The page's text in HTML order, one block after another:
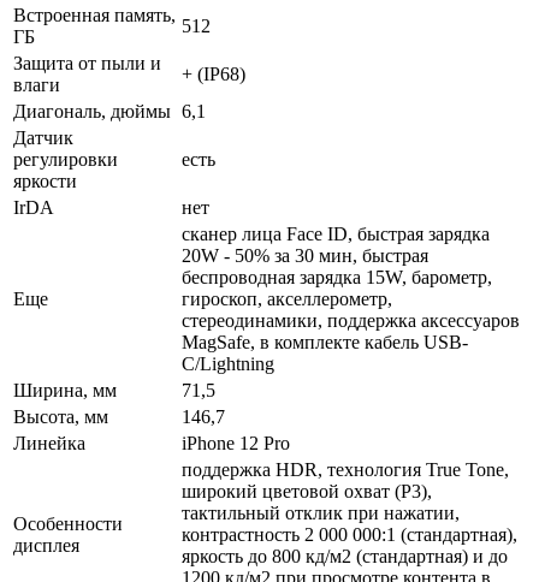
Встроенная память,
ГБ
512
Защита от пыли и
влаги
+ (IP68)
Диагональ, дюймы 6,1
Датчик
регулировки
яркости
есть
IrDA нет
Еще
сканер лица Face ID, быстрая зарядка
20W - 50% за 30 мин, быстрая
беспроводная зарядка 15W, барометр,
гироскоп, акселлерометр,
стереодинамики, поддержка аксессуаров
MagSafe, в комплекте кабель USB-
C/Lightning
Ширина, мм
71,5
Высота, мм
146,7
Линейка
iPhone 12 Pro
Особенности
дисплея
поддержка HDR, технология True Tone,
широкий цветовой охват (P3),
тактильный отклик при нажатии,
контрастность 2 000 000:1 (стандартная),
яркость до 800 кд/м2 (стандартная) и до
1200 кд/м2 при просмотре контента в